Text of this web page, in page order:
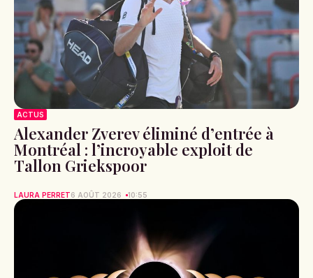
ACTUS
Alexander Zverev éliminé d’entrée à
Montréal : l’incroyable exploit de
Tallon Griekspoor
LAURA PERRET6 AOÛT 2026 10:55